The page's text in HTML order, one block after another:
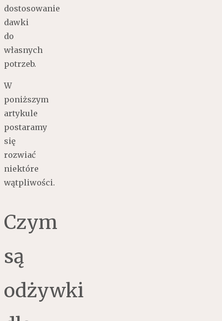
dostosowanie
dawki
do
własnych
potrzeb.
W
poniższym
artykule
postaramy
się
rozwiać
niektóre
wątpliwości.
Czym
są
odżywki